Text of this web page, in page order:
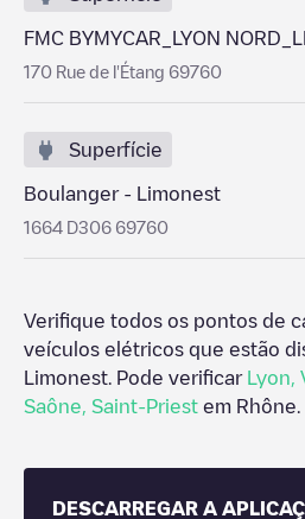
FMC BYMYCAR_LYON
170 Rue de l'Étang 69760
Superfície
Boulanger - Limonest
1664 D306 69760
Verifique todos os pontos de
veículos elétricos que estão
Limonest . Pode verificar Lyon
Saône
Saint-Priest em Rhône
DESCARREGAR A